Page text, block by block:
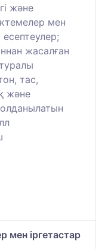
және
мен
жасалған
тас,
және
мен іргетастар